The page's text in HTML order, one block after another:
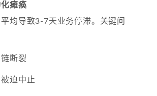
瘫痪
均导致3-7天业务停滞。关键问
断裂
迫中止